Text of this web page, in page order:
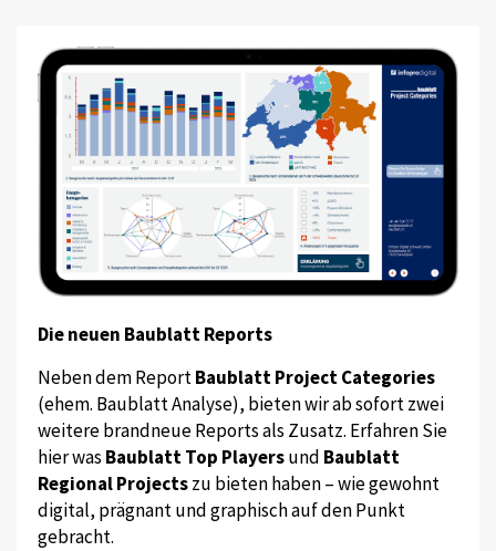
Die neuen Baublatt Reports
Neben dem ReportBaublatt Project Categories
(ehem. Baublatt Analyse), bieten wir ab sofort zwei
weitere brandneue Reports als Zusatz. Erfahren Sie
hier was Baublatt Top Playersund Baublatt
Regional Projectszu bieten haben – wie gewohnt
digital, prägnant und graphisch auf den Punkt
gebracht.